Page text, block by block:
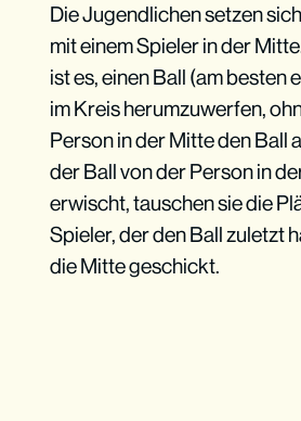
Die Jugendlichen setzen
mit einem Spieler in der
ist es, einen Ball (am besten
im Kreis herumzuwerfen,
Person in der Mitte den Ball
der Ball von der Person in
erwischt, tauschen sie die
Spieler, der den Ball zuletzt
die Mitte geschickt.